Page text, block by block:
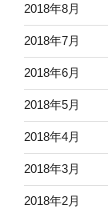
2018年8月
2018年7月
2018年6月
2018年5月
2018年4月
2018年3月
2018年2月